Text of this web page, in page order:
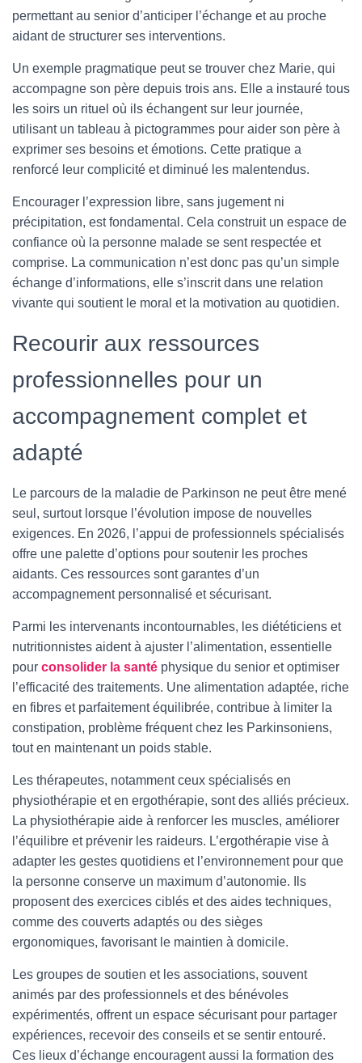
permettant au senior d’anticiper l’échange et au proche
aidant de structurer ses interventions.
Un exemple pragmatique peut se trouver chez Marie, qui
accompagne son père depuis trois ans. Elle a instauré tous
les soirs un rituel où ils échangent sur leur journée,
utilisant un tableau à pictogrammes pour aider son père à
exprimer ses besoins et émotions. Cette pratique a
renforcé leur complicité et diminué les malentendus.
Encourager l’expression libre, sans jugement ni
précipitation, est fondamental. Cela construit un espace de
confiance où la personne malade se sent respectée et
comprise. La communication n’est donc pas qu’un simple
échange d’informations, elle s’inscrit dans une relation
vivante qui soutient le moral et la motivation au quotidien.
Recourir aux ressources
professionnelles pour un
accompagnement complet et
adapté
Le parcours de la maladie de Parkinson ne peut être mené
seul, surtout lorsque l’évolution impose de nouvelles
exigences. En 2026, l’appui de professionnels spécialisés
offre une palette d’options pour soutenir les proches
aidants. Ces ressources sont garantes d’un
accompagnement personnalisé et sécurisant.
Parmi les intervenants incontournables, les diététiciens et
nutritionnistes aident à ajuster l’alimentation, essentielle
pour consolider la santé physique du senior et optimiser
l’efficacité des traitements. Une alimentation adaptée, riche
en fibres et parfaitement équilibrée, contribue à limiter la
constipation, problème fréquent chez les Parkinsoniens,
tout en maintenant un poids stable.
Les thérapeutes, notamment ceux spécialisés en
physiothérapie et en ergothérapie, sont des alliés précieux.
La physiothérapie aide à renforcer les muscles, améliorer
l’équilibre et prévenir les raideurs. L’ergothérapie vise à
adapter les gestes quotidiens et l’environnement pour que
la personne conserve un maximum d’autonomie. Ils
proposent des exercices ciblés et des aides techniques,
comme des couverts adaptés ou des sièges
ergonomiques, favorisant le maintien à domicile.
Les groupes de soutien et les associations, souvent
animés par des professionnels et des bénévoles
expérimentés, offrent un espace sécurisant pour partager
expériences, recevoir des conseils et se sentir entouré.
Ces lieux d’échange encouragent aussi la formation des